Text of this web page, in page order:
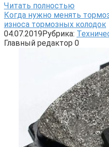
Читать полностью
Когда нужно менять
износа тормозных колодок
04.07.2019Рубрика:
Главный редактор 0